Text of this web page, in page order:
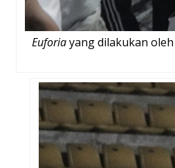
Euforiayang dilakukan oleh